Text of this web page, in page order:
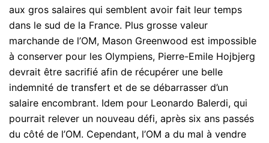
aux gros salaires qui semblent avoir fait leur temps
dans le sud de la France. Plus grosse valeur
marchande de l’OM, Mason Greenwood est impossible
à conserver pour les Olympiens, Pierre-Emile Hojbjerg
devrait être sacrifié afin de récupérer une belle
indemnité de transfert et de se débarrasser d’un
salaire encombrant. Idem pour Leonardo Balerdi, qui
pourrait relever un nouveau défi, après six ans passés
du côté de l’OM. Cependant, l’OM a du mal à vendre